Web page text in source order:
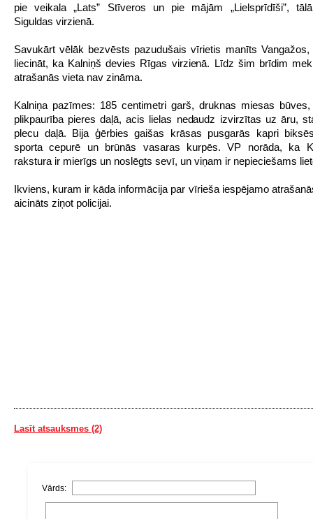
pie veikala „Lats” Stīveros un pie mājām „Lielsprīdīši”,
Siguldas virzienā.
Savukārt vēlāk bezvēsts pazudušais vīrietis manīts
liecināt, ka Kalniņš devies Rīgas virzienā. Līdz šim brīdim
atrašanās vieta nav zināma.
Kalniņa pazīmes: 185 centimetri garš, druknas miesas
plikpaurība pieres daļā, acis lielas nedaudz izvirzītas uz āru,
plecu daļā. Bija ģērbies gaišas krāsas pusgarās kapri
sporta cepurē un brūnās vasaras kurpēs. VP norāda, ka
rakstura ir mierīgs un noslēgts sevī, un viņam ir nepieciešams
Ikviens, kuram ir kāda informācija par vīrieša iespējamo
aicināts ziņot policijai.
Lasīt atsauksmes (2)
Vārds: